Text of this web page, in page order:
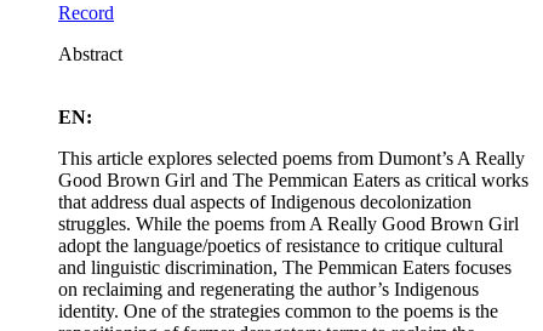
Record
Abstract
EN:
This article explores selected poems from Dumont’s A Really
Good Brown Girl and The Pemmican Eaters as critical works
that address dual aspects of Indigenous decolonization
struggles. While the poems from A Really Good Brown Girl
adopt the language/poetics of resistance to critique cultural
and linguistic discrimination, The Pemmican Eaters focuses
on reclaiming and regenerating the author’s Indigenous
identity. One of the strategies common to the poems is the